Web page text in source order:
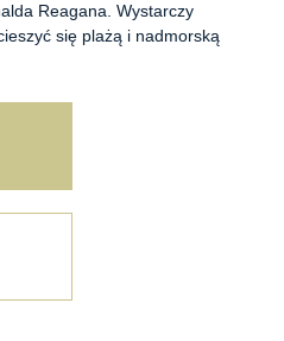
Reagana. Wystarczy
się plażą i nadmorską